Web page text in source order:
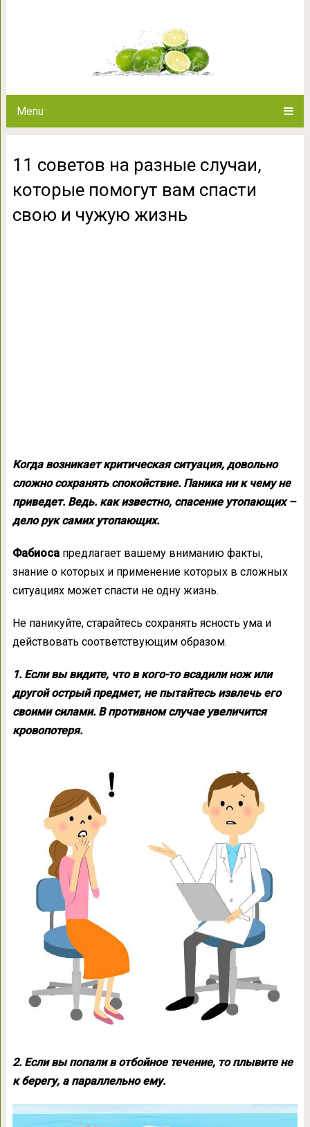
Menu
11 советов на разные случаи,
которые помогут вам спасти
свою и чужую жизнь
Когда возникает критическая ситуация, довольно
сложно сохранять спокойствие. Паника ни к чему не
приведет. Ведь. как известно, спасение утопающих –
дело рук самих утопающих.
Фабиоса предлагает вашему вниманию факты,
знание о которых и применение которых в сложных
ситуациях может спасти не одну жизнь.
Не паникуйте, старайтесь сохранять ясность ума и
действовать соответствующим образом.
1. Если вы видите, что в кого-то всадили нож или
другой острый предмет, не пытайтесь извлечь его
своими силами. В противном случае увеличится
кровопотеря.
2. Если вы попали в отбойное течение, то плывите не
к берегу, а параллельно ему.